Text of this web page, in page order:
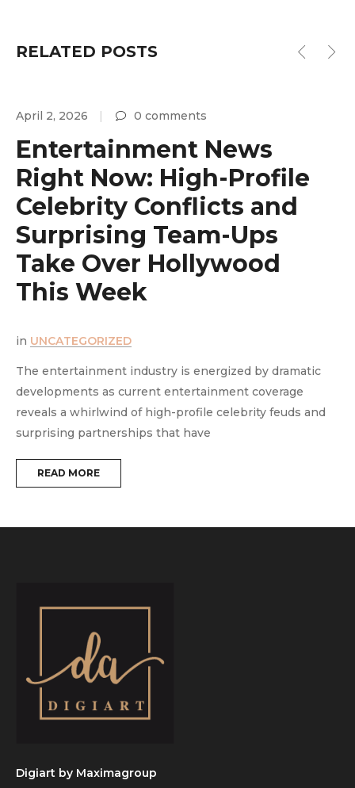
RELATED POSTS
April 2, 2026 0 comments
Entertainment News
Right Now: High-Profile
Celebrity Conflicts and
Surprising Team-Ups
Take Over Hollywood
This Week
in UNCATEGORIZED
The entertainment industry is energized by dramatic
developments as current entertainment coverage
reveals a whirlwind of high-profile celebrity feuds and
surprising partnerships that have
READ MORE
Digiart by Maximagroup